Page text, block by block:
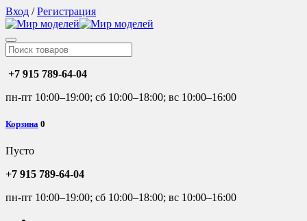
Вход /Регистрация
+7 915 789-64-04
пн-пт 10:00–19:00; сб 10:00–18:00; вс 10:00–16:00
Корзина 0
Пусто
+7 915 789-64-04
пн-пт 10:00–19:00; сб 10:00–18:00; вс 10:00–16:00